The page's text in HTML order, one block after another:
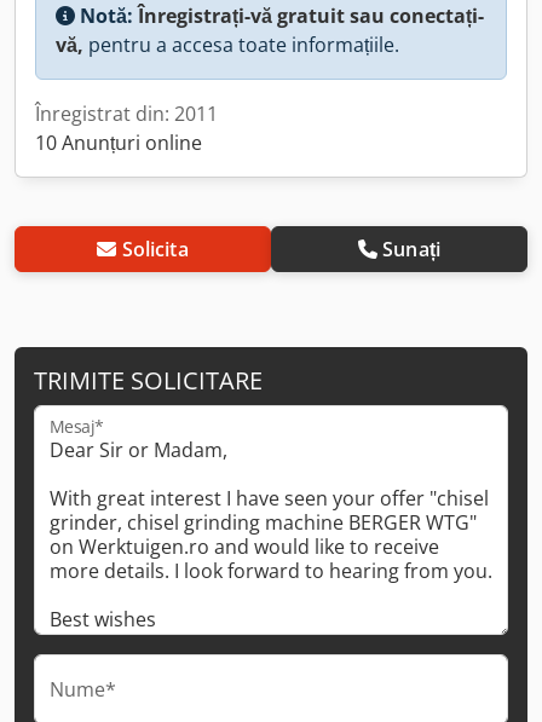
Notă:Înregistrați-vă gratuit sau conectați-
vă, pentru a accesa toate informațiile.
Înregistrat din: 2011
10 Anunțuri online
Solicita Sunați
TRIMITE SOLICITARE
Mesaj*
Nume*